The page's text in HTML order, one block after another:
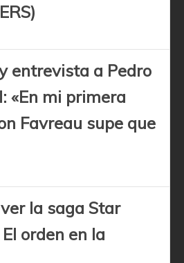
entrevista a Pedro
«En mi primera
Favreau supe que
la saga Star
orden en la